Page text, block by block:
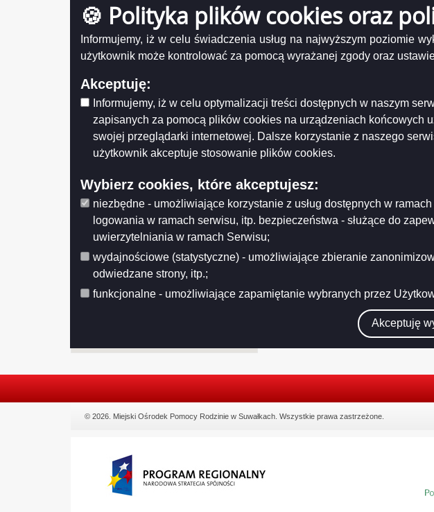
🍪 Polityka plików cookies oraz
Informujemy, iż w celu świadczenia usług na najwyższym poziomie
użytkownik może kontrolować za pomocą wyrażanej zgody oraz
Akceptuję:
Informujemy, iż w celu optymalizacji treści dostępnych w naszym
zapisanych za pomocą plików cookies na urządzeniach końcowych
swojej przeglądarki internetowej. Dalsze korzystanie z naszego
użytkownik akceptuje stosowanie plików cookies.
Wybierz cookies, które akceptujesz:
niezbędne - umożliwiające korzystanie z usług dostępnych w
logowania w ramach serwisu, itp. bezpieczeństwa - służące do
uwierzytelniania w ramach Serwisu;
wydajnościowe (statystyczne) - umożliwiające zbieranie
odwiedzane strony, itp.;
funkcjonalne - umożliwiające zapamiętanie wybranych przez
Akceptuję
Instrukcja korzystania z BIP
Mapa serwisu
Szukaj
Licznik odwiedzin
Odwiedzana: 309
This page can't load Google
Maps correctly.
Do you own this
website?
OK
Departament
Termin składania ofert
Metryka strony
Udostępniający:Miejski Ośrodek
Wytwarzający/odpowiadający:
Data wytworzenia:
Data modyfikacji:
Opublikował:
Data publikacji:2023-12-07
© 2026. Miejski Ośrodek Pomocy Rodzinie w Suwałkach. Wszystkie prawa zastrzeżone.